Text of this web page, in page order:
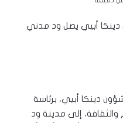
أبيي يصل ود مدني
دينكا أبيي، برئاسة
والثقافة، إلى مدينة ود